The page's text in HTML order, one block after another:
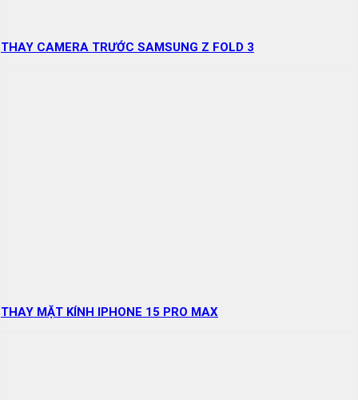
THAY CAMERA TRƯỚC SAMSUNG Z FOLD 3
THAY MẶT KÍNH IPHONE 15 PRO MAX